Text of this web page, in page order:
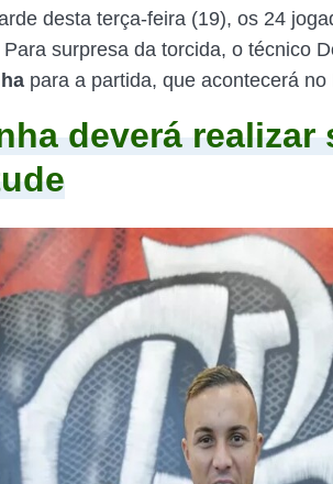
desta terça-feira (19), os 24
surpresa da torcida, o técnico
para a partida, que acontecerá
deverá